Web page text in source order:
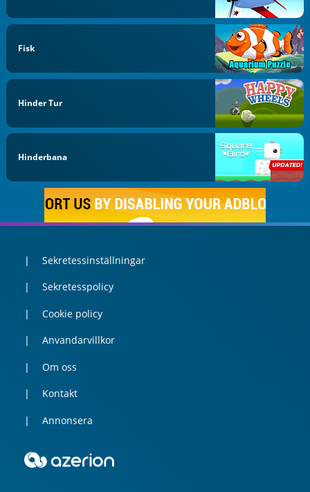
Fisk
Hinder Tur
Hinderbana
Sekretessinställningar
Sekretesspolicy
Cookie policy
Anvandarvillkor
Om oss
Kontakt
Annonsera